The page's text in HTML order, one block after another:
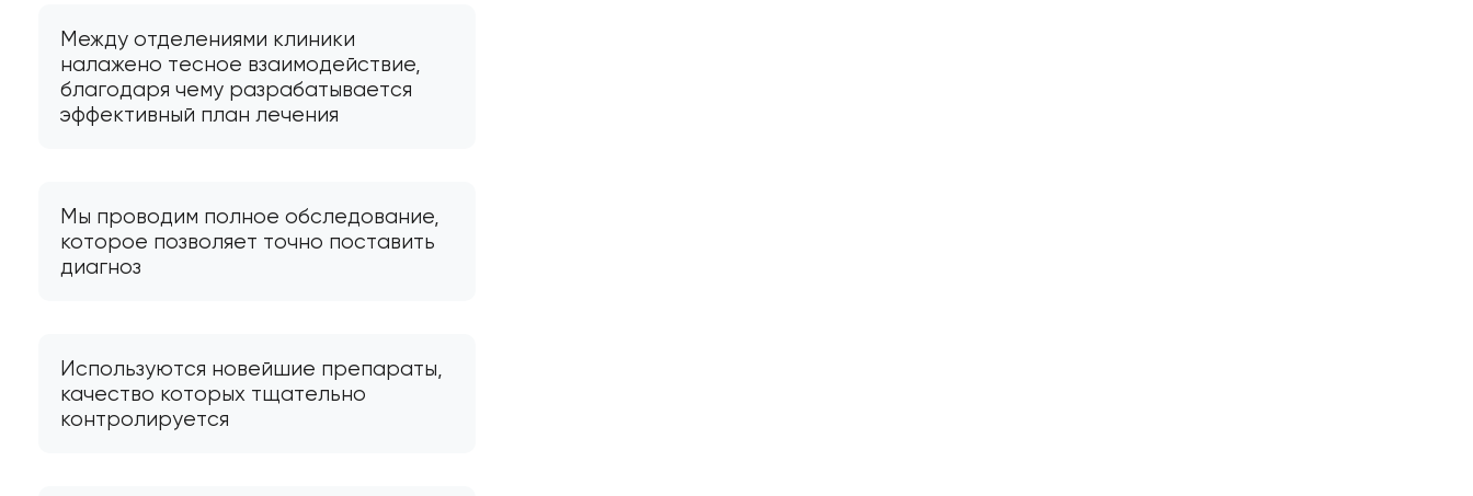
Между отделениями клиники
налажено тесное взаимодействие,
благодаря чему разрабатывается
эффективный план лечения
Мы проводим полное обследование,
которое позволяет точно поставить
диагноз
Используются новейшие препараты,
качество которых тщательно
контролируется